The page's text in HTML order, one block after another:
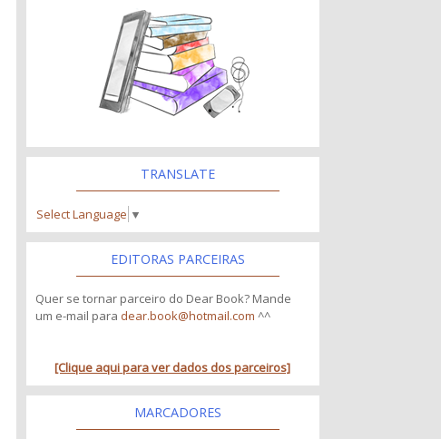
TRANSLATE
Select Language ▼
EDITORAS PARCEIRAS
Quer se tornar parceiro do Dear Book? Mande
um e-mail para dear.book@hotmail.com ^^
[Clique aqui para ver dados dos parceiros]
MARCADORES